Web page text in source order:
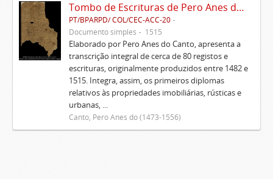
Tombo de Escrituras de Pero Anes do Canto
PT/BPARPD/ COL/CEC-ACC-20
Documento simples
1515
Elaborado por Pero Anes do Canto, apresenta a
transcrição integral de cerca de 80 registos e
escrituras, originalmente produzidos entre 1482 e
1515. Integra, assim, os primeiros diplomas
relativos às propriedades imobiliárias, rústicas e
urbanas, ...
Canto, Pero Anes do (1473-1556)